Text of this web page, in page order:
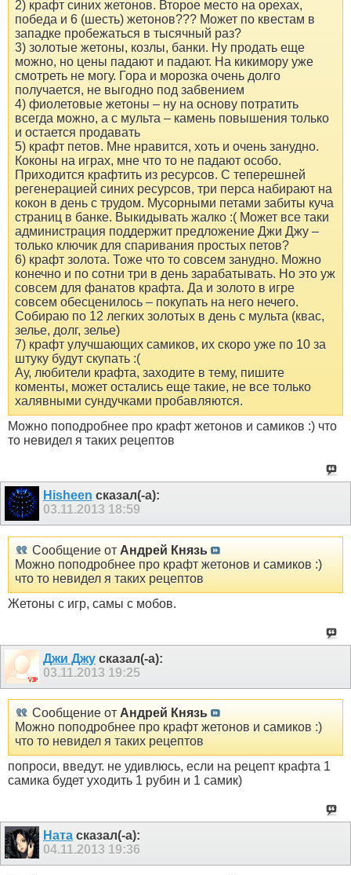
2) крафт синих жетонов. Второе место на орехах,
победа и 6 (шесть) жетонов??? Может по квестам в
западке пробежаться в тысячный раз?
3) золотые жетоны, козлы, банки. Ну продать еще
можно, но цены падают и падают. На кикимору уже
смотреть не могу. Гора и морозка очень долго
получается, не выгодно под забвением
4) фиолетовые жетоны – ну на основу потратить
всегда можно, а с мульта – камень повышения только
и остается продавать
5) крафт петов. Мне нравится, хоть и очень занудно.
Коконы на играх, мне что то не падают особо.
Приходится крафтить из ресурсов. С теперешней
регенерацией синих ресурсов, три перса набирают на
кокон в день с трудом. Мусорными петами забиты куча
страниц в банке. Выкидывать жалко :( Может все таки
администрация поддержит предложение Джи Джу –
только ключик для спаривания простых петов?
6) крафт золота. Тоже что то совсем занудно. Можно
конечно и по сотни три в день зарабатывать. Но это уж
совсем для фанатов крафта. Да и золото в игре
совсем обесценилось – покупать на него нечего.
Собираю по 12 легких золотых в день с мульта (квас,
зелье, долг, зелье)
7) крафт улучшающих самиков, их скоро уже по 10 за
штуку будут скупать :(
Ау, любители крафта, заходите в тему, пишите
коменты, может остались еще такие, не все только
халявными сундучками пробавляются.
Можно поподробнее про крафт жетонов и самиков :) что
то невидел я таких рецептов
Hisheen сказал(-а):
03.11.2013 18:59
Сообщение от Андрей Князь
Можно поподробнее про крафт жетонов и самиков :)
что то невидел я таких рецептов
Жетоны с игр, самы с мобов.
Джи Джу сказал(-а):
03.11.2013 19:25
Сообщение от Андрей Князь
Можно поподробнее про крафт жетонов и самиков :)
что то невидел я таких рецептов
попроси, введут. не удивлюсь, если на рецепт крафта 1
самика будет уходить 1 рубин и 1 самик)
Ната сказал(-а):
04.11.2013 19:36